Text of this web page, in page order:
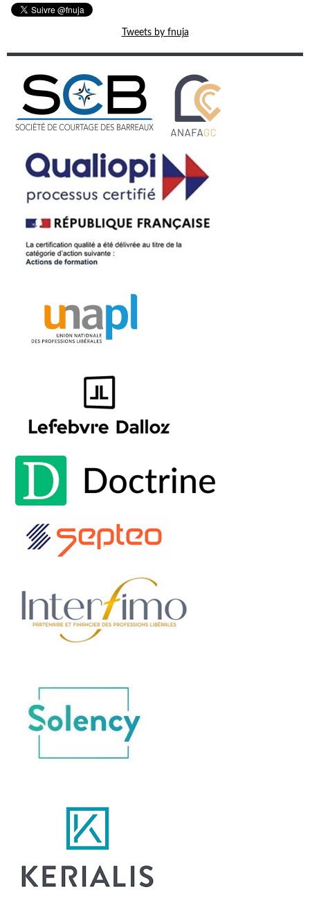
Tweets by fnuja